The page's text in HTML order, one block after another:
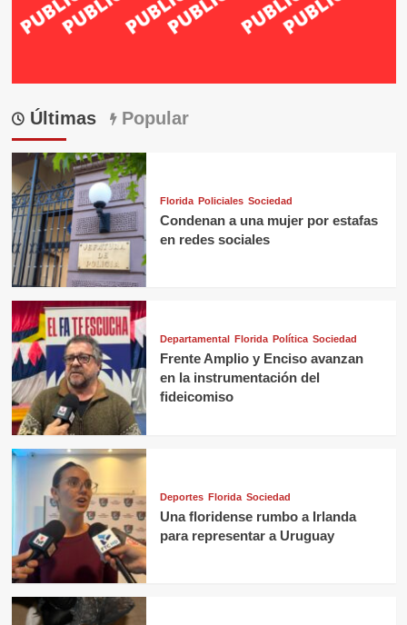
Últimas Popular
Florida Policiales Sociedad
Condenan a una mujer por estafas
en redes sociales
Departamental Florida Política Sociedad
Frente Amplio y Enciso avanzan
en la instrumentación del
fideicomiso
Deportes Florida Sociedad
Una floridense rumbo a Irlanda
para representar a Uruguay